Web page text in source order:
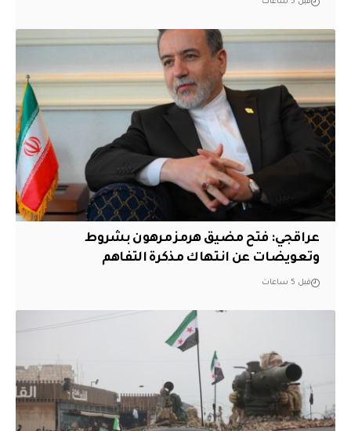
قبل 5 ساعات
عراقجي: فتح مضيق هرمز مرهون بشروط
وتعويضات عن انتهاك مذكرة التفاهم
قبل 5 ساعات